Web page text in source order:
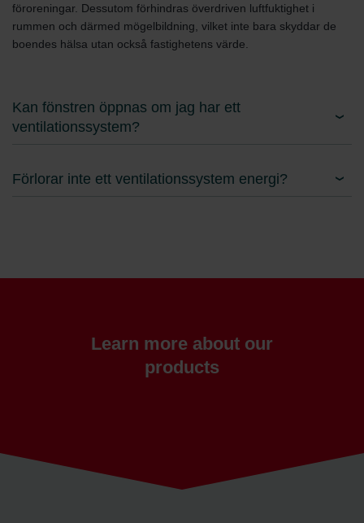
föroreningar. Dessutom förhindras överdriven luftfuktighet i
rummen och därmed mögelbildning, vilket inte bara skyddar de
boendes hälsa utan också fastighetens värde.
Kan fönstren öppnas om jag har ett
ventilationssystem?
Förlorar inte ett ventilationssystem energi?
Learn more about our
products